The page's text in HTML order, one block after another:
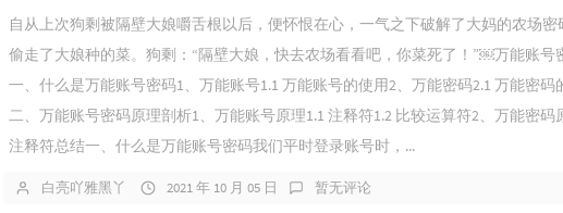
自从上次狗剩被隔壁大娘嚼舌根以后，便怀恨在心，一气之下破解了大妈的农场密
偷走了大娘种的菜。狗剩：“隔壁大娘，快去农场看看吧，你菜死了！”￼万能账号
一、什么是万能账号密码1、万能账号1.1 万能账号的使用2、万能密码2.1 万能密码
二、万能账号密码原理剖析1、万能账号原理1.1 注释符1.2 比较运算符2、万能密码
注释符总结一、什么是万能账号密码我们平时登录账号时，...
白亮吖雅黑丫 2021 年 10 月 05 日 暂无评论